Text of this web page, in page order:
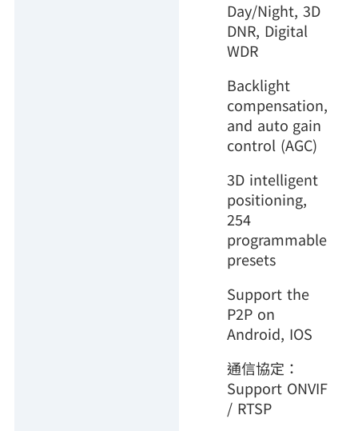
Day/Night, 3D
DNR, Digital
WDR
Backlight
compensation,
and auto gain
control (AGC)
3D intelligent
positioning,
254
programmable
presets
Support the
P2P on
Android, IOS
通信協定：
Support ONVIF
/ RTSP